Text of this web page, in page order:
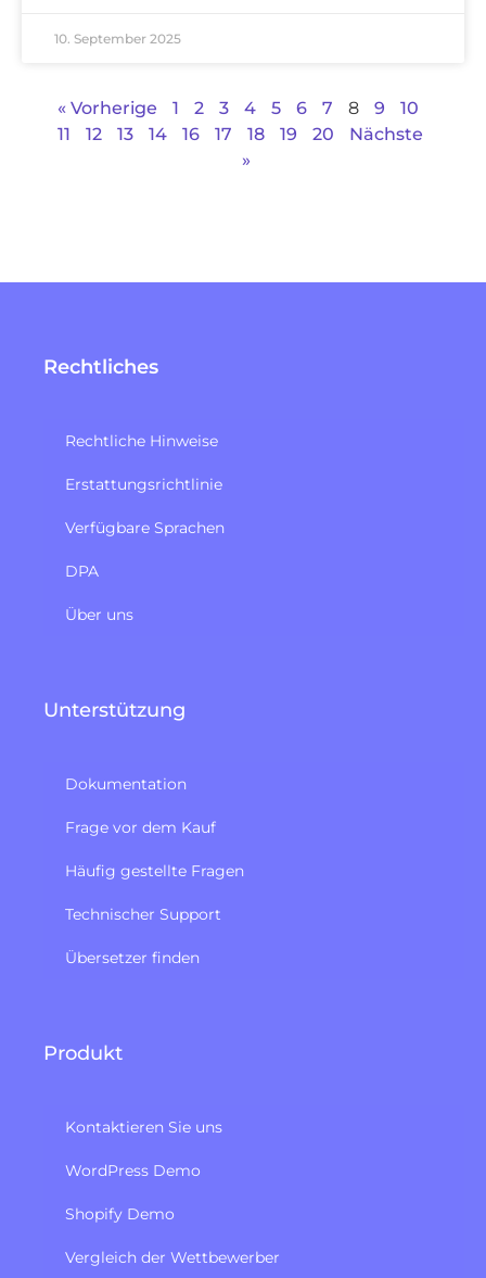
10. September 2025
« Vorherige 1 2 3 4 5 6 7 8 9
10
11
12 13 14 16 17 18 19 20
Nächste
»
Rechtliches
Rechtliche Hinweise
Erstattungsrichtlinie​
Verfügbare Sprachen
DPA
Über uns
Unterstützung
Dokumentation
Frage vor dem Kauf
Häufig gestellte Fragen
Technischer Support
Übersetzer finden
Produkt
Kontaktieren Sie uns
WordPress Demo
Shopify Demo
Vergleich der Wettbewerber